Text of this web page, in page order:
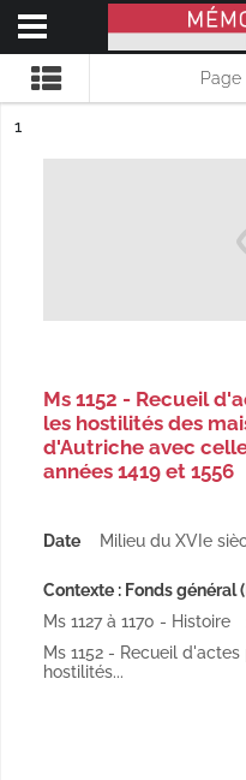
Mémoire Vive
Ouvrir le menu déroulant
Page
n°
1
Ms 1152 - Recueil
les hostilités des
d'Autriche avec
années 1419 et 1556
Date Milieu du XVIe
Contexte : Fonds général
Ms 1127 à 1170 - Histoire
Ms 1152 - Recueil
hostilités...